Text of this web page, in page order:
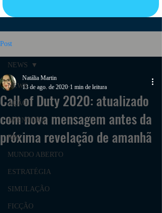
Post
NEWS
AÇÃO
AVENTURA
RPG
MUNDO ABERTO
ESTRATÉGIA
SIMULAÇÃO
FICÇÃO
NEWS
Call of Duty 2020: atualizado
com nova mensagem antes da
próxima revelação de amanhã
Natália Martin
13 de ago. de 2020 1 min de leitura